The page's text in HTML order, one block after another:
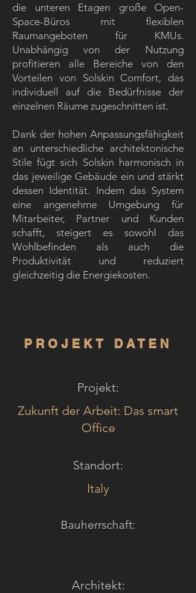
die unteren Etagen große Open-
Space-Büros mit flexiblen
Raumangeboten für KMUs.
Unabhängig von der Nutzung
profitieren alle Bereiche von den
Vorteilen von Solskin Comfort, das
individuell auf die Bedürfnisse der
einzelnen Räume zugeschnitten ist.
Dank der hohen Anpassungsfähigkeit
an unterschiedliche architektonische
Stile fügt sich Solskin harmonisch in
das jeweilige Gebäude ein und stärkt
dessen Identität. Indem das System
eine angenehme Umgebung für
Mitarbeiter, Partner und Kunden
schafft, steigert es sowohl das
Wohlbefinden als auch die
Produktivität und reduziert
gleichzeitig die Energiekosten.
PROJEKT DATEN
Projekt:
Zukunft der Arbeit: Das smart
Office
Standort:
Italy
Bauherrschaft:
Architekt: